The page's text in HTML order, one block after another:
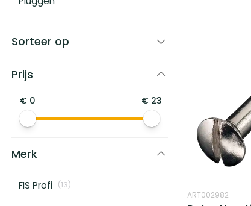
ART002982
Sorteer op
Prijs
€ 0 € 23
Merk
FIS Profi (13)